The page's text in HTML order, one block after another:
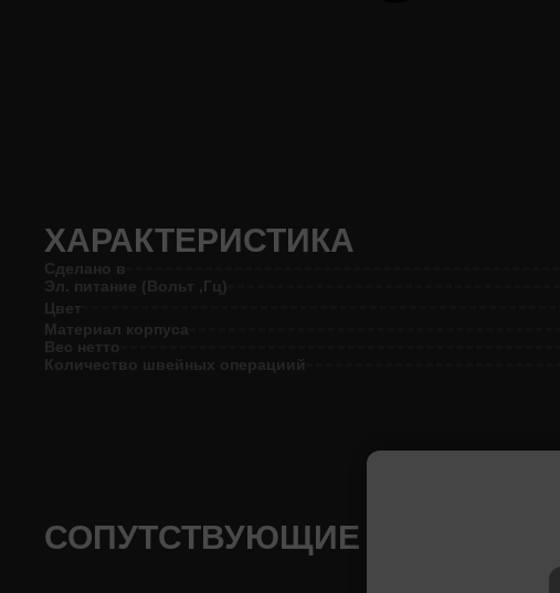
ХАРАКТЕРИСТИКА
Сделано в
Эл. питание (Вольт ,Гц)
Цвет
Материал корпуса
Вес нетто
Количество швейных операциий
СОПУТСТВУЮЩИЕ ТОВАРЫ